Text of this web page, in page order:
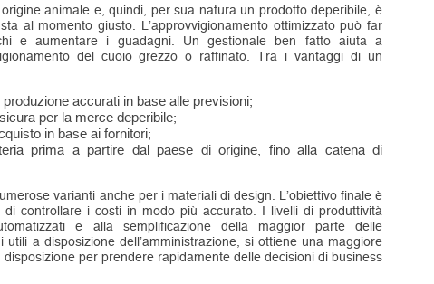
animale e, quindi, per sua natura un prodotto deperibile, è
al momento giusto. L’approvvigionamento ottimizzato può far
e aumentare i guadagni. Un gestionale ben fatto aiuta a
del cuoio grezzo o raffinato. Tra i vantaggi di un
accurati in base alle previsioni;
per la merce deperibile;
in base ai fornitori;
prima a partire dal paese di origine, fino alla catena di
varianti anche per i materiali di design. L’obiettivo finale è
controllare i costi in modo più accurato. I livelli di produttività
e alla semplificazione della maggior parte delle
a disposizione dell’amministrazione, si ottiene una maggiore
per prendere rapidamente delle decisioni di business